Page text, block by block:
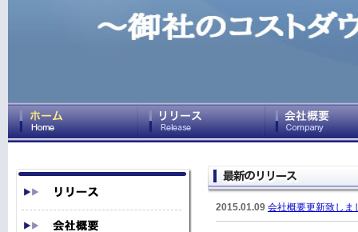
2015.01.09 会社概要更新致しま